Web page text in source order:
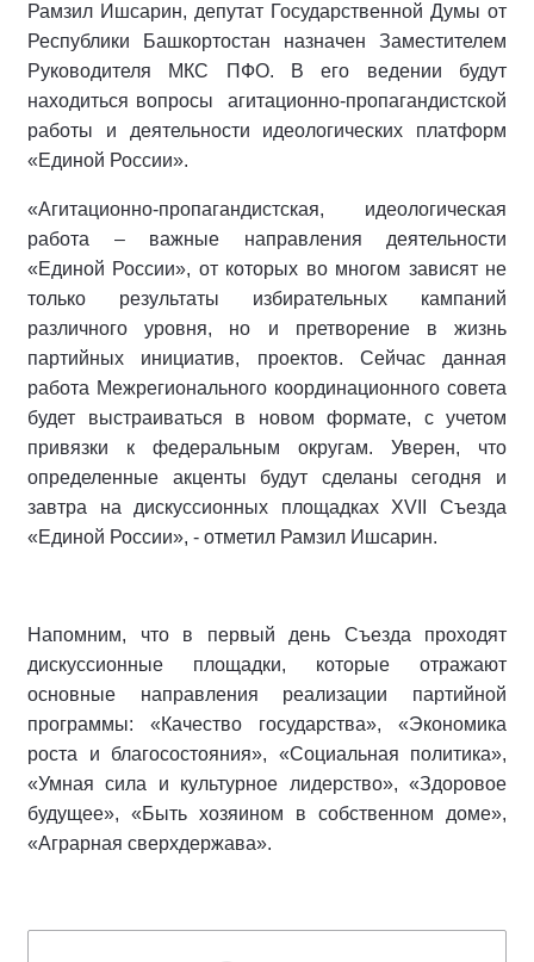
Рамзил Ишсарин, депутат Государственной Думы от
Республики Башкортостан назначен Заместителем
Руководителя МКС ПФО. В его ведении будут
находиться вопросы агитационно-пропагандистской
работы и деятельности идеологических платформ
«Единой России».
«Агитационно-пропагандистская, идеологическая
работа – важные направления деятельности
«Единой России», от которых во многом зависят не
только результаты избирательных кампаний
различного уровня, но и претворение в жизнь
партийных инициатив, проектов. Сейчас данная
работа Межрегионального координационного совета
будет выстраиваться в новом формате, с учетом
привязки к федеральным округам. Уверен, что
определенные акценты будут сделаны сегодня и
завтра на дискуссионных площадках XVII Съезда
«Единой России», - отметил Рамзил Ишсарин.
Напомним, что в первый день Съезда проходят
дискуссионные площадки, которые отражают
основные направления реализации партийной
программы: «Качество государства», «Экономика
роста и благосостояния», «Социальная политика»,
«Умная сила и культурное лидерство», «Здоровое
будущее», «Быть хозяином в собственном доме»,
«Аграрная сверхдержава».